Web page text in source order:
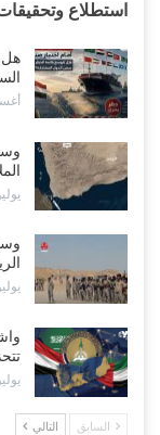
استطلاع
هل
يوليو 29,
يوليو 26,
يوليو 24,
السابق التالي